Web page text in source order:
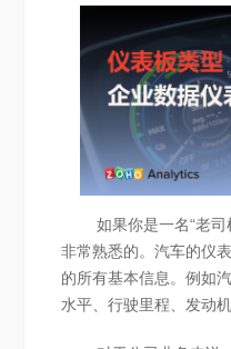
如果你是一名“老司
非常熟悉的。汽车的仪
的所有基本信息。例如
水平、行驶里程、发动机